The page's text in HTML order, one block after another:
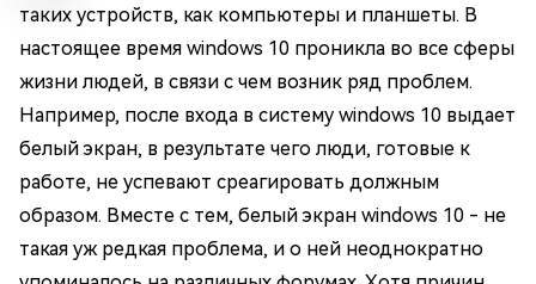
таких устройств, как компьютеры и планшеты. В
настоящее время windows 10 проникла во все сферы
жизни людей, в связи с чем возник ряд проблем.
Например, после входа в систему windows 10 выдает
белый экран, в результате чего люди, готовые к
работе, не успевают среагировать должным
образом. Вместе с тем, белый экран windows 10 - не
такая уж редкая проблема, и о ней неоднократно